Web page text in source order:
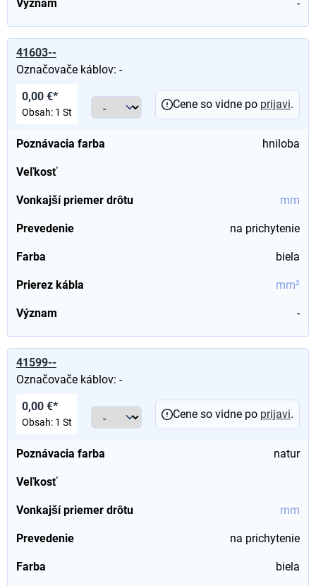
Význam -
41603--
Označovače káblov: -
Poznávacia farba hniloba
Veľkosť
Vonkajší priemer drôtu mm
Prevedenie na prichytenie
Farba biela
Prierez kábla mm²
Význam -
0,00 €*
Obsah: 1 St
Cene so vidne po prijavi.
41599--
Označovače káblov: -
Poznávacia farba natur
Veľkosť
Vonkajší priemer drôtu mm
Prevedenie na prichytenie
Farba biela
0,00 €*
Obsah: 1 St
Cene so vidne po prijavi.